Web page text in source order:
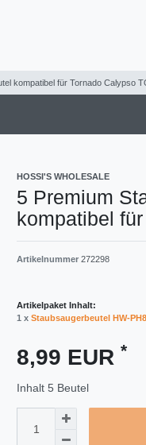
kompatibel für Tornado Calypso
HOSSI'S WHOLESALE
5 Premium
kompatibel
Artikelnummer 272298
Artikelpaket Inhalt:
1 x Staubsaugerbeutel HW-
8,99 EUR *
Inhalt 5 Beutel